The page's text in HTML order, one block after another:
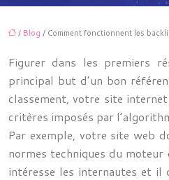
/ Blog / Comment fonctionnent les
Figurer dans les premiers
principal but d’un bon
classement, votre site
critères imposés par
Par exemple, votre site web
normes techniques du moteur
intéresse les internautes et il